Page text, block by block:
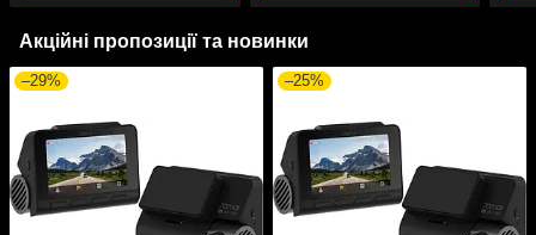
Акційні пропозиції та новинки
–29% –25%